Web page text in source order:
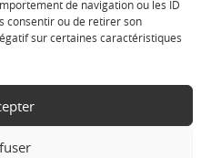
de navigation ou les ID
consentir ou de retirer son
sur certaines caractéristiques
-Mentions légales -Politique de
- Agence web WordPress -